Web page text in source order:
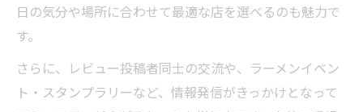
日の気分や場所に合わせて最適な店を選べるのも魅力で
す。
さらに、レビュー投稿者同士の交流や、ラーメンイベン
ト・スタンプラリーなど、情報発信がきっかけとなって